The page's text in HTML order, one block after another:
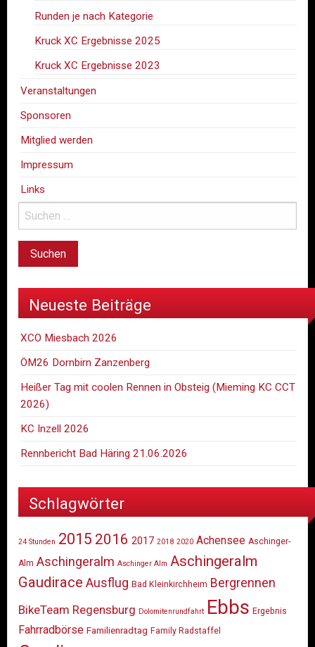
Runden je nach Kategorie
Kruck XC Ergebnisse 2025
Kruck XC Ergebnisse 2023
Veranstaltungen
Sponsoren
Mitglied werden
Impressum
Links
Neueste Beiträge
XCO Miesbach 2026
ÖM26 Dornbirn Zanzenberg
Heißer Tag mit coolen Rennen in Obsteig (Mieming KC CCT
2026)
KC Inzell 2026
Rennbericht Bad Häring 21.06.2026
Schlagwörter
24 Stunden 2015 2016 2017 2018 2020 Achensee Aschinger-
Alm Aschingeralm Aschinger Alm Aschingeralm
Gaudirace Ausflug Bad Kleinkirchheim Bergrennen
BikeTeam Regensburg Dolomitenrundfahrt Ebbs Ergebnis
Fahrradbörse Familienradtag Family Radstaffel